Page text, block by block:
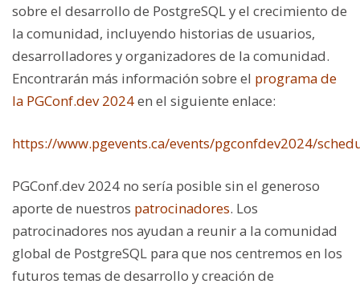
sobre el desarrollo de PostgreSQL y el crecimiento de
la comunidad, incluyendo historias de usuarios,
desarrolladores y organizadores de la comunidad.
Encontrarán más información sobre el programa de
la PGConf.dev 2024en el siguiente enlace:
https://www.pgevents.ca/events/pgconfdev2024/
PGConf.dev 2024 no sería posible sin el generoso
aporte de nuestros patrocinadores. Los
patrocinadores nos ayudan a reunir a la comunidad
global de PostgreSQL para que nos centremos en los
futuros temas de desarrollo y creación de